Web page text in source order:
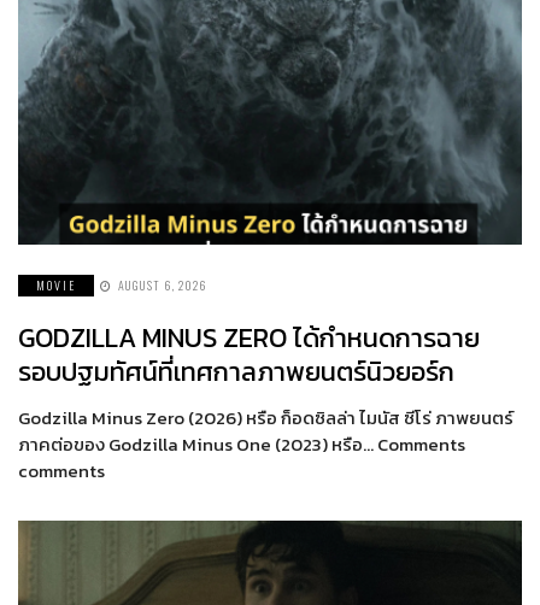
MOVIE AUGUST 6, 2026
GODZILLA MINUS ZERO ได้กำหนดการฉาย
รอบปฐมทัศน์ที่เทศกาลภาพยนตร์นิวยอร์ก
Godzilla Minus Zero (2026) หรือ ก็อดซิลล่า ไมนัส ซีโร่ ภาพยนตร์
ภาคต่อของ Godzilla Minus One (2023) หรือ… Comments
comments